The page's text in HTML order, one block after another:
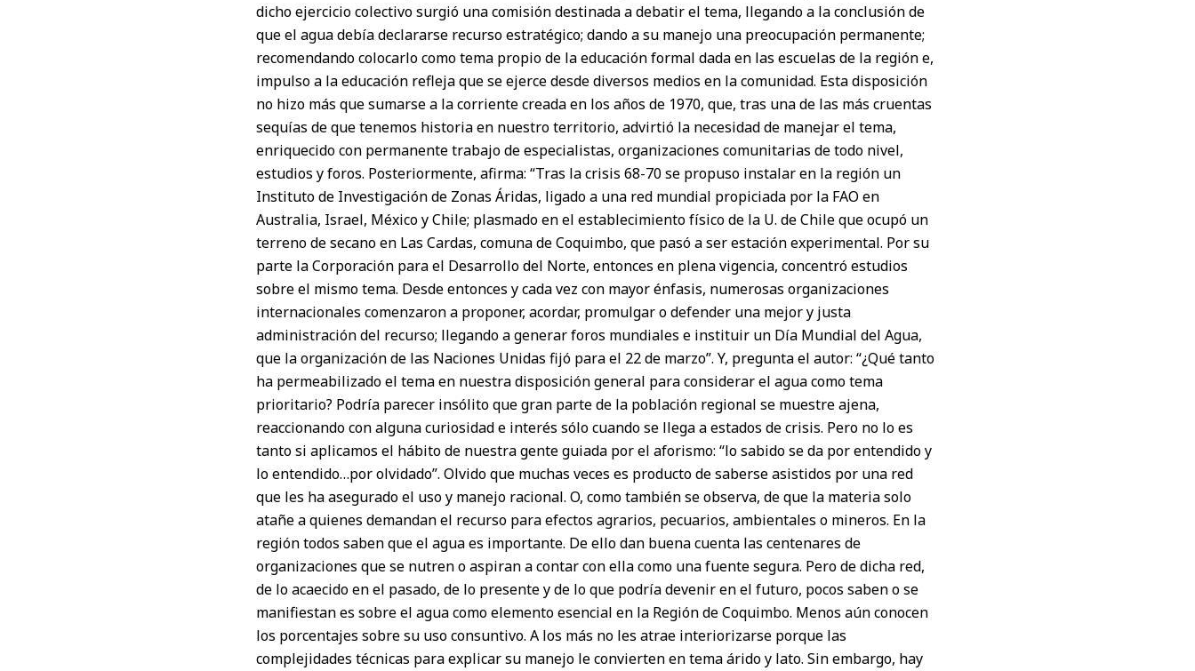
dicho ejercicio colectivo surgió una comisión destinada a debatir el tema, llegando a la conclusión de
que el agua debía declararse recurso estratégico; dando a su manejo una preocupación permanente;
recomendando colocarlo como tema propio de la educación formal dada en las escuelas de la región e,
impulso a la educación refleja que se ejerce desde diversos medios en la comunidad. Esta disposición
no hizo más que sumarse a la corriente creada en los años de 1970, que, tras una de las más cruentas
sequías de que tenemos historia en nuestro territorio, advirtió la necesidad de manejar el tema,
enriquecido con permanente trabajo de especialistas, organizaciones comunitarias de todo nivel,
estudios y foros. Posteriormente, afirma: “Tras la crisis 68-70 se propuso instalar en la región un
Instituto de Investigación de Zonas Áridas, ligado a una red mundial propiciada por la FAO en
Australia, Israel, México y Chile; plasmado en el establecimiento físico de la U. de Chile que ocupó un
terreno de secano en Las Cardas, comuna de Coquimbo, que pasó a ser estación experimental. Por su
parte la Corporación para el Desarrollo del Norte, entonces en plena vigencia, concentró estudios
sobre el mismo tema. Desde entonces y cada vez con mayor énfasis, numerosas organizaciones
internacionales comenzaron a proponer, acordar, promulgar o defender una mejor y justa
administración del recurso; llegando a generar foros mundiales e instituir un Día Mundial del Agua,
que la organización de las Naciones Unidas fijó para el 22 de marzo”. Y, pregunta el autor: “¿Qué tanto
ha permeabilizado el tema en nuestra disposición general para considerar el agua como tema
prioritario? Podría parecer insólito que gran parte de la población regional se muestre ajena,
reaccionando con alguna curiosidad e interés sólo cuando se llega a estados de crisis. Pero no lo es
tanto si aplicamos el hábito de nuestra gente guiada por el aforismo: “lo sabido se da por entendido y
lo entendido…por olvidado”. Olvido que muchas veces es producto de saberse asistidos por una red
que les ha asegurado el uso y manejo racional. O, como también se observa, de que la materia solo
atañe a quienes demandan el recurso para efectos agrarios, pecuarios, ambientales o mineros. En la
región todos saben que el agua es importante. De ello dan buena cuenta las centenares de
organizaciones que se nutren o aspiran a contar con ella como una fuente segura. Pero de dicha red,
de lo acaecido en el pasado, de lo presente y de lo que podría devenir en el futuro, pocos saben o se
manifiestan es sobre el agua como elemento esencial en la Región de Coquimbo. Menos aún conocen
los porcentajes sobre su uso consuntivo. A los más no les atrae interiorizarse porque las
complejidades técnicas para explicar su manejo le convierten en tema árido y lato. Sin embargo, hay